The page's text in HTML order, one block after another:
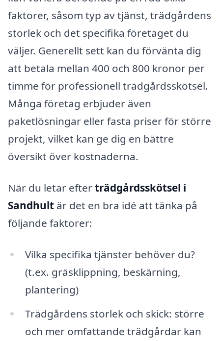
faktorer, såsom typ av tjänst, trädgårdens
storlek och det specifika företaget du
väljer. Generellt sett kan du förvänta dig
att betala mellan 400 och 800 kronor per
timme för professionell trädgårdsskötsel.
Många företag erbjuder även
paketlösningar eller fasta priser för större
projekt, vilket kan ge dig en bättre
översikt över kostnaderna.
När du letar efterträdgårdsskötsel i
Sandhult är det en bra idé att tänka på
följande faktorer:
Vilka specifika tjänster behöver du?
(t.ex. gräsklippning, beskärning,
plantering)
Trädgårdens storlek och skick: större
och mer omfattande trädgårdar kan